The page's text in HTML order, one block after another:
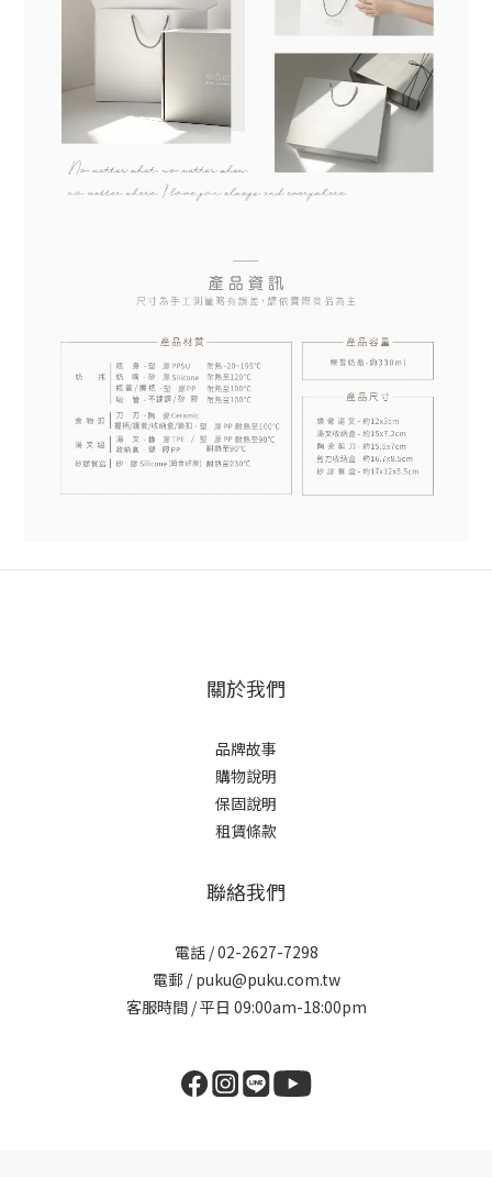
關於我們
品牌故事
購物說明
保固說明
租賃條款
聯絡我們
電話 / 02-2627-7298
電郵 / puku@puku.com.tw
客服時間 / 平日 09:00am-18:00pm